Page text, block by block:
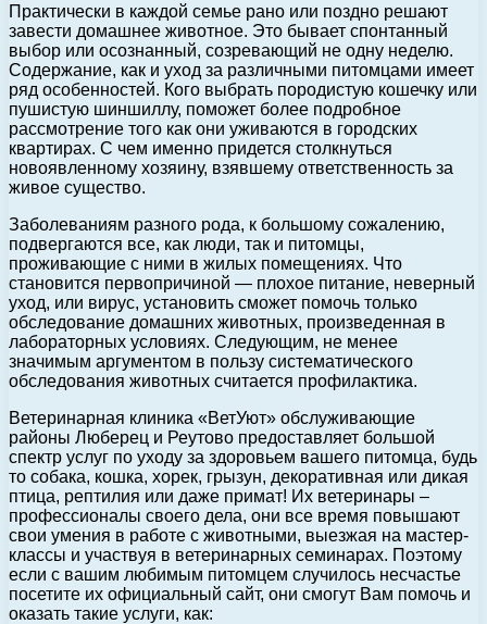
Практически в каждой семье рано или поздно решают
завести домашнее животное. Это бывает спонтанный
выбор или осознанный, созревающий не одну неделю.
Содержание, как и уход за различными питомцами имеет
ряд особенностей. Кого выбрать породистую кошечку или
пушистую шиншиллу, поможет более подробное
рассмотрение того как они уживаются в городских
квартирах. С чем именно придется столкнуться
новоявленному хозяину, взявшему ответственность за
живое существо.
Заболеваниям разного рода, к большому сожалению,
подвергаются все, как люди, так и питомцы,
проживающие с ними в жилых помещениях. Что
становится первопричиной — плохое питание, неверный
уход, или вирус, установить сможет помочь только
обследование домашних животных, произведенная в
лабораторных условиях. Следующим, не менее
значимым аргументом в пользу систематического
обследования животных считается профилактика.
Ветеринарная клиника «ВетУют» обслуживающие
районы Люберец и Реутово предоставляет большой
спектр услуг по уходу за здоровьем вашего питомца, будь
то собака, кошка, хорек, грызун, декоративная или дикая
птица, рептилия или даже примат! Их ветеринары –
профессионалы своего дела, они все время повышают
свои умения в работе с животными, выезжая на мастер-
классы и участвуя в ветеринарных семинарах. Поэтому
если с вашим любимым питомцем случилось несчастье
посетите их официальный сайт, они смогут Вам помочь и
оказать такие услуги, как: